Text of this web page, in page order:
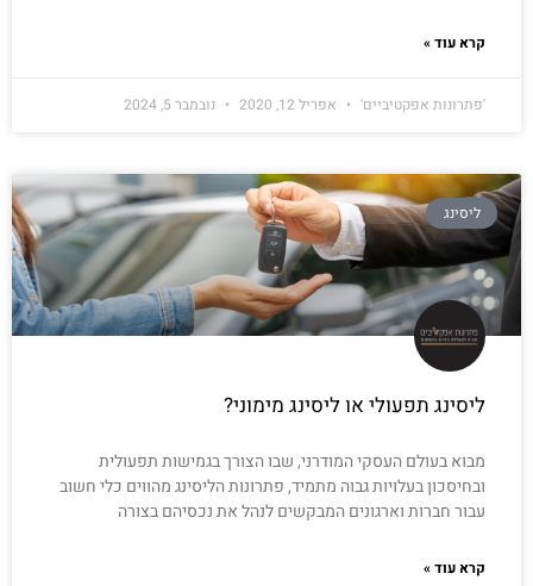
קרא עוד »
'פתרונות אפקטיביים' אפריל 12, 2020 נובמבר 5, 2024
ליסינג
ליסינג תפעולי או ליסינג מימוני?
מבוא בעולם העסקי המודרני, שבו הצורך בגמישות תפעולית
ובחיסכון בעלויות גבוה מתמיד, פתרונות הליסינג מהווים כלי חשוב
עבור חברות וארגונים המבקשים לנהל את נכסיהם בצורה
קרא עוד »